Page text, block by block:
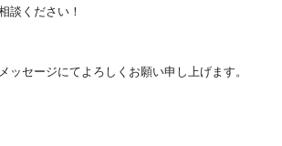
談ください！
ッセージにてよろしくお願い申し上げます。